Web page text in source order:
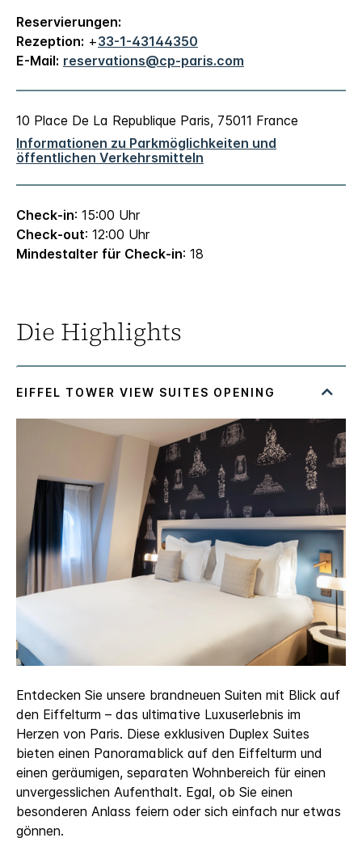
Reservierungen:
Rezeption: +33-1-43144350
E-Mail: reservations@cp-paris.com
10 Place De La Republique Paris, 75011 France
Informationen zu Parkmöglichkeiten und
öffentlichen Verkehrsmitteln
Check-in: 15:00 Uhr
Check-out: 12:00 Uhr
Mindestalter für Check-in: 18
Die Highlights
Entdecken Sie unsere brandneuen Suiten mit Blick auf
den Eiffelturm – das ultimative Luxuserlebnis im
Herzen von Paris. Diese exklusiven Duplex Suites
bieten einen Panoramablick auf den Eiffelturm und
einen geräumigen, separaten Wohnbereich für einen
unvergesslichen Aufenthalt. Egal, ob Sie einen
besonderen Anlass feiern oder sich einfach nur etwas
gönnen.